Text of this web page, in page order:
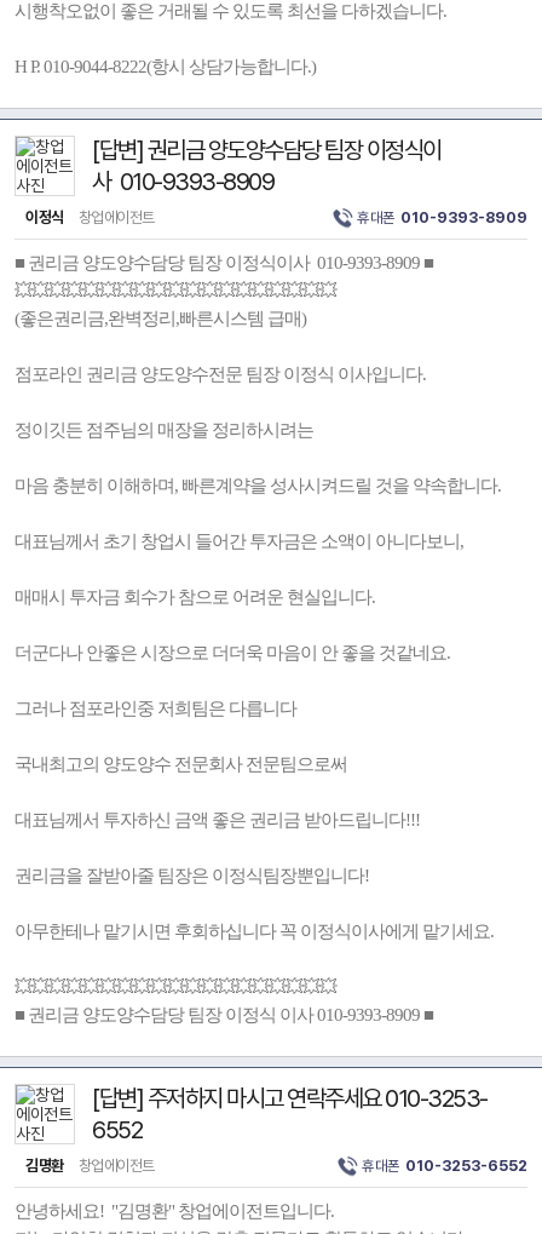
시행착오없이 좋은 거래될 수 있도록 최선을 다하겠습니다.
H P. 010-9044-8222(항시 상담가능합니다.)
[답변] 권리금 양도양수담당 팀장 이정식이
사 010-9393-8909
이정식 창업에이전트 휴대폰 010-9393-8909
■ 권리금 양도양수담당 팀장 이정식이사 010-9393-8909 ■
💥💥💥💥💥💥💥💥💥💥💥💥💥💥💥💥💥💥💥
(좋은권리금,완벽정리,빠른시스템 급매)
점포라인 권리금 양도양수전문 팀장 이정식 이사입니다.
정이깃든 점주님의 매장을 정리하시려는
마음 충분히 이해하며, 빠른계약을 성사시켜드릴 것을 약속합니다.
대표님께서 초기 창업시 들어간 투자금은 소액이 아니다보니,
매매시 투자금 회수가 참으로 어려운 현실입니다.
더군다나 안좋은 시장으로 더더욱 마음이 안 좋을 것같네요.
그러나 점포라인중 저희팀은 다릅니다
국내최고의 양도양수 전문회사 전문팀으로써
대표님께서 투자하신 금액 좋은 권리금 받아드립니다!!!
권리금을 잘받아줄 팀장은 이정식팀장뿐입니다!
아무한테나 맡기시면 후회하십니다 꼭 이정식이사에게 맡기세요.
💥💥💥💥💥💥💥💥💥💥💥💥💥💥💥💥💥💥💥
■ 권리금 양도양수담당 팀장 이정식 이사 010-9393-8909 ■
[답변] 주저하지 마시고 연락주세요 010-3253-
6552
김명환 창업에이전트 휴대폰 010-3253-6552
안녕하세요! "김명환" 창업에이전트입니다.